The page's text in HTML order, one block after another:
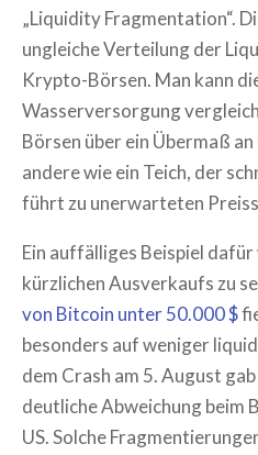
„Liquidity Fragmentation“.
ungleiche Verteilung der
Krypto-Börsen. Man kann
Wasserversorgung
Börsen über ein Übermaß
andere wie ein Teich, der
führt zu unerwarteten
Ein auffälliges Beispiel
kürzlichen Ausverkaufs zu
von Bitcoin unter 50.000 $
besonders auf weniger
dem Crash am 5. August
deutliche Abweichung beim
US. Solche